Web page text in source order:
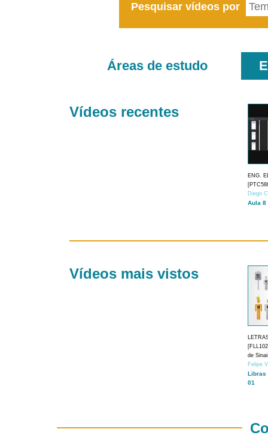
Pesquisar vídeos por
Áreas de estudo
Vídeos recentes
ENG.
Diego
Aula 8
Vídeos mais vistos
de
Felipe
Libras
01